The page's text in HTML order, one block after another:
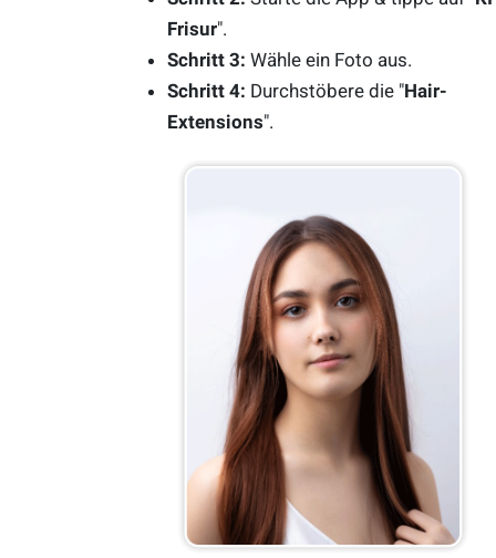
Frisur".
Schritt 3: Wähle ein Foto aus.
Schritt 4: Durchstöbere die "Hair-
Extensions".